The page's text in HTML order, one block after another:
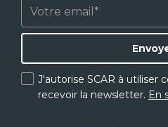
J'autorise SCAR à utiliser ces informations afin de
recevoir la newsletter. En